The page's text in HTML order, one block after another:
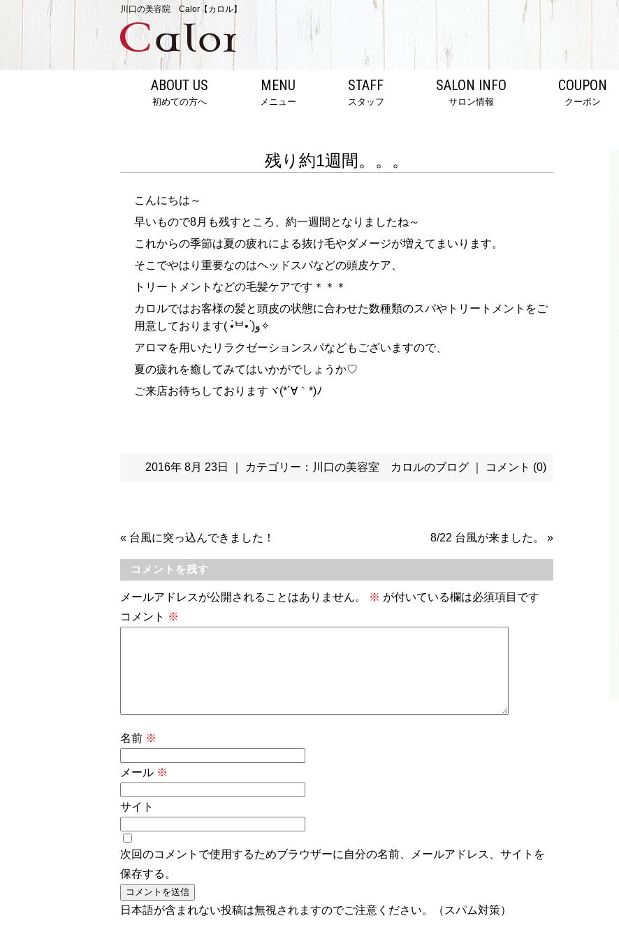
川口の美容院 Calor【カロル】
ABOUT US
初めての方へ
MENU
メニュー
STAFF
スタッフ
SALON INFO
サロン情報
COUPON
クーポン
残り約1週間。。。
こんにちは～
早いもので8月も残すところ、約一週間となりましたね～
これからの季節は夏の疲れによる抜け毛やダメージが増えてまいります。
そこでやはり重要なのはヘッドスパなどの頭皮ケア、
トリートメントなどの毛髪ケアです＊＊＊
カロルではお客様の髪と頭皮の状態に合わせた数種類のスパやトリートメントをご
用意しております( •̀ᄇ• ́)ﻭ✧
アロマを用いたリラクゼーションスパなどもございますので、
夏の疲れを癒してみてはいかがでしょうか♡
ご来店お待ちしておりますヾ(*´∀｀*)ﾉ
2016年 8月 23日 ｜ カテゴリー： 川口の美容室 カロルのブログ コメント (0)
« 台風に突っ込んできました！ 8/22 台風が来ました。 »
コメントを残す
メールアドレスが公開されることはありません。 ※ が付いている欄は必須項目です
コメント ※
名前 ※
メール ※
サイト
次回のコメントで使用するためブラウザーに自分の名前、メールアドレス、サイトを
保存する。
日本語が含まれない投稿は無視されますのでご注意ください。（スパム対策）